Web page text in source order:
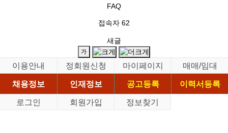
FAQ
접속자 62
새글
이용안내 정회원신청 마이페이지
매매/임대
채용정보
인재정보 공고등록
이력서등록
로그인
회원가입 정보찾기